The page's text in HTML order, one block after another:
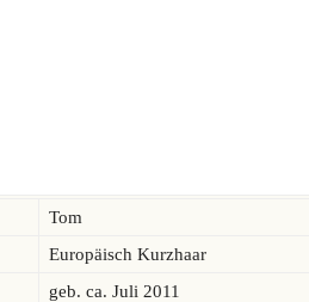
Tom
Europäisch Kurzhaar
geb. ca. Juli 2011